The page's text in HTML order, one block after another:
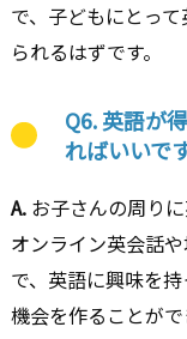
で、子どもにとっ
られるはずです。
Q6. 英語が
ればいいで
A. お子さんの周り
オンライン英会話
で、英語に興味を
機会を作ることが